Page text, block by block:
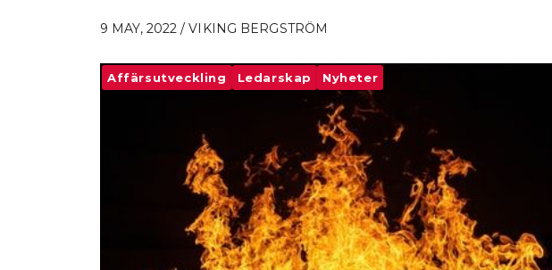
9 MAY, 2022 / VIKING BERGSTRÖM
Affärsutveckling Ledarskap Nyheter